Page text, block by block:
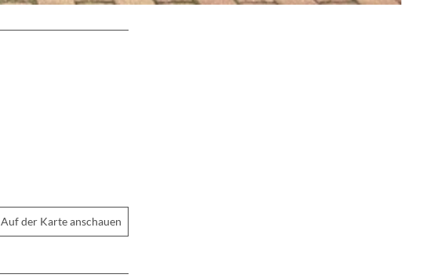
Auf der Karte anschauen